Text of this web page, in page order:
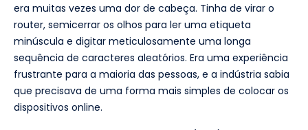
era muitas vezes uma dor de cabeça. Tinha de virar o
router, semicerrar os olhos para ler uma etiqueta
minúscula e digitar meticulosamente uma longa
sequência de caracteres aleatórios. Era uma experiência
frustrante para a maioria das pessoas, e a indústria sabia
que precisava de uma forma mais simples de colocar os
dispositivos online.